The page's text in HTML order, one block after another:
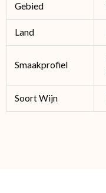
Gebied
Land
Smaakprofiel
Soort Wijn